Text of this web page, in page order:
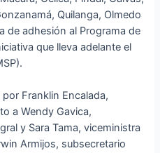
Quilanga, Olmedo
de adhesión al Programa de
que lleva adelante el
Franklin Encalada,
a Wendy Gavica,
y Sara Tama, viceministra
Armijos, subsecretario